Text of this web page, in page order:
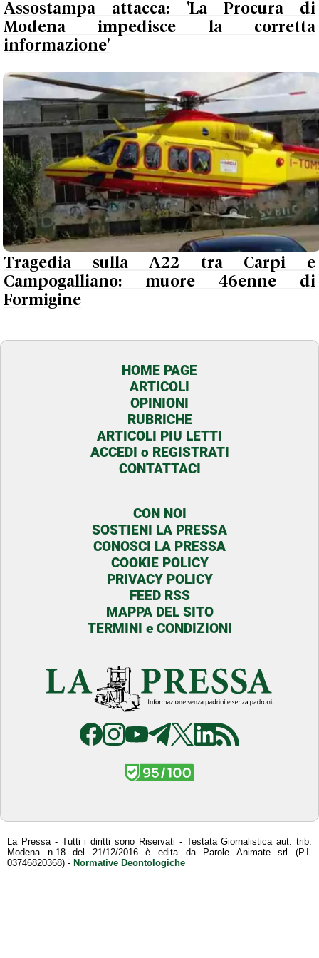
Assostampa attacca: 'La Procura di
Modena impedisce la corretta
informazione'
Tragedia sulla A22 tra Carpi e
Campogalliano: muore 46enne di
Formigine
HOME PAGE
ARTICOLI
OPINIONI
RUBRICHE
ARTICOLI PIU LETTI
ACCEDI o REGISTRATI
CONTATTACI
CON NOI
SOSTIENI LA PRESSA
CONOSCI LA PRESSA
COOKIE POLICY
PRIVACY POLICY
FEED RSS
MAPPA DEL SITO
TERMINI e CONDIZIONI
La Pressa - Tutti i diritti sono Riservati - Testata Giornalistica aut. trib.
Modena n.18 del 21/12/2016 è edita da Parole Animate srl (P.I.
03746820368) - Normative Deontologiche